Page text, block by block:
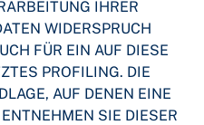
IHRER
WIDERSPRUCH
FÜR EIN AUF DIESE
PROFILING. DIE
AUF DENEN EINE
SIE DIESER